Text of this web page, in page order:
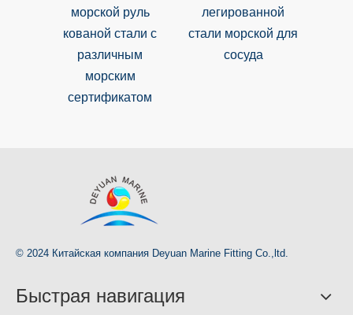
морской руль
кованой стали с
различным
морским
сертификатом
легированной
стали морской для
сосуда
© 2024 Китайская компания Deyuan Marine Fitting Co.,ltd.
Быстрая навигация